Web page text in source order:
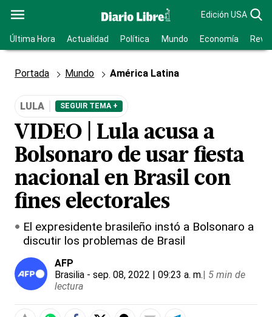
Edición USA
Última Hora Actualidad Política Mundo Economía
Portada Mundo América Latina
LULA SEGUIR TEMA +
VIDEO | Lula acusa a
Bolsonaro de usar fiesta
nacional en Brasil con
fines electorales
El expresidente brasileño instó a Bolsonaro a
discutir los problemas de Brasil
AFP
Brasilia - sep. 08, 2022 | 09:23 a. m.| 5 min de
lectura